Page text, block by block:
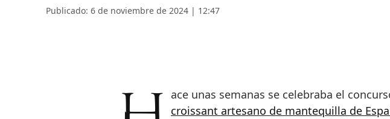
Publicado: 6 de noviembre de 2024 | 12:47
Hace unas semanas se celebraba el
croissant artesano de mantequilla de